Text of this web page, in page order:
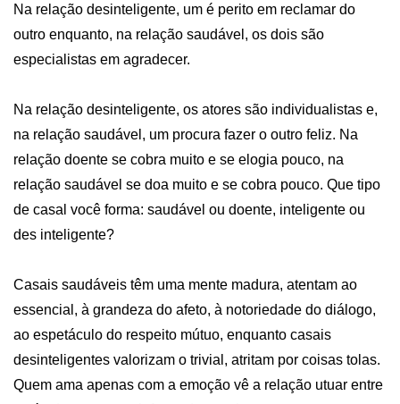
Na relação desinteligente, um é perito em reclamar do
outro enquanto, na relação saudável, os dois são
especialistas em agradecer.
Na relação desinteligente, os atores são individualistas e,
na relação saudável, um procura fazer o outro feliz. Na
relação doente se cobra muito e se elogia pouco, na
relação saudável se doa muito e se cobra pouco. Que tipo
de casal você forma: saudável ou doente, inteligente ou
des inteligente?
Casais saudáveis têm uma mente madura, atentam ao
essencial, à grandeza do afeto, à notoriedade do diálogo,
ao espetáculo do respeito mútuo, enquanto casais
desinteligentes valorizam o trivial, atritam por coisas tolas.
Quem ama apenas com a emoção vê a relação utuar entre